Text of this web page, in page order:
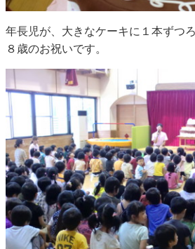
年長児が、大きなケーキに１本ずつ
８歳のお祝いです。